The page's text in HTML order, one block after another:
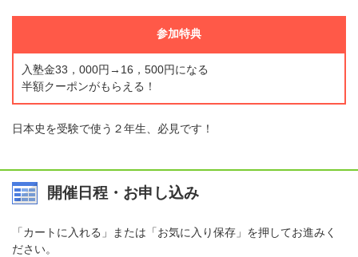
参加特典
入塾金33，000円→16，500円になる
半額クーポンがもらえる！
日本史を受験で使う２年生、必見です！
開催日程・お申し込み
「カートに入れる」または「お気に入り保存」を押してお進みく
ださい。